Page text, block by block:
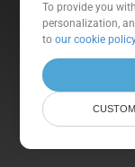
To provide you
personalization,
toour cookie